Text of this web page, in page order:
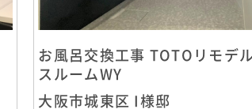
お風呂交換工事 TOTOリモデ
スルームWY
大阪市城東区 I様邸